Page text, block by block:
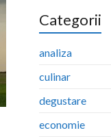
Categorii
analiza
culinar
degustare
economie